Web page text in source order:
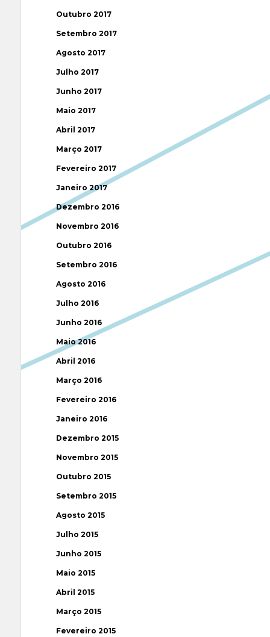
Outubro 2017
Setembro 2017
Agosto 2017
Julho 2017
Junho 2017
Maio 2017
Abril 2017
Março 2017
Fevereiro 2017
Janeiro 2017
Dezembro 2016
Novembro 2016
Outubro 2016
Setembro 2016
Agosto 2016
Julho 2016
Junho 2016
Maio 2016
Abril 2016
Março 2016
Fevereiro 2016
Janeiro 2016
Dezembro 2015
Novembro 2015
Outubro 2015
Setembro 2015
Agosto 2015
Julho 2015
Junho 2015
Maio 2015
Abril 2015
Março 2015
Fevereiro 2015